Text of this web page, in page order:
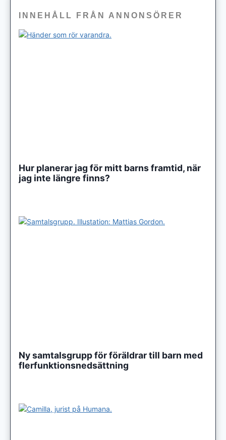
INNEHÅLL FRÅN ANNONSÖRER
Hur planerar jag för mitt barns framtid, när
jag inte längre finns?
Ny samtalsgrupp för föräldrar till barn med
flerfunktionsnedsättning